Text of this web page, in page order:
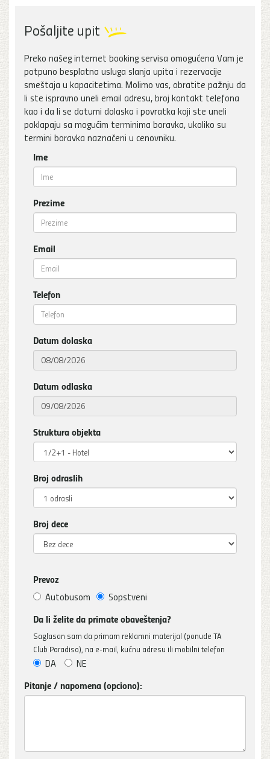
Pošaljite upit
Preko našeg internet booking servisa omogućena Vam je
potpuno besplatna usluga slanja upita i rezervacije
smeštaja u kapacitetima. Molimo vas, obratite pažnju da
li ste ispravno uneli email adresu, broj kontakt telefona
kao i da li se datumi dolaska i povratka koji ste uneli
poklapaju sa mogućim terminima boravka, ukoliko su
termini boravka naznačeni u cenovniku.
Ime
Prezime
Email
Telefon
Datum dolaska
Datum odlaska
Struktura objekta
Broj odraslih
Broj dece
Prevoz
Autobusom Sopstveni
Da li želite da primate obaveštenja?
Saglasan sam da primam reklamni materijal (ponude TA
Club Paradiso), na e-mail, kućnu adresu ili mobilni telefon
DA NE
Pitanje / napomena (opciono):